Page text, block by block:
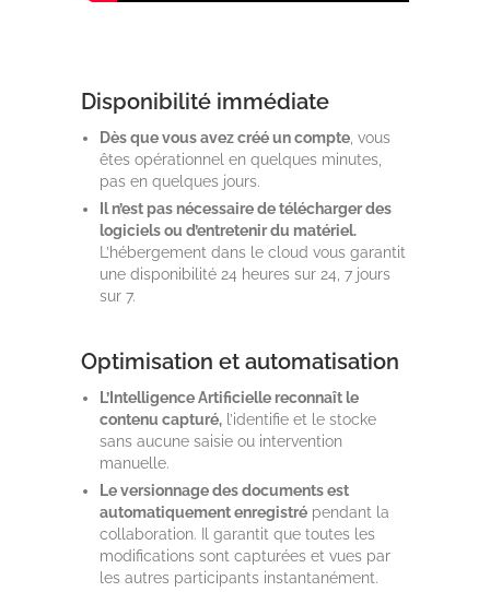
Disponibilité immédiate
Dès que vous avez créé un compte , vous
êtes opérationnel en quelques minutes,
pas en quelques jours.
Il n’est pas nécessaire de télécharger des
logiciels ou d’entretenir du matériel.
L’hébergement dans le cloud vous garantit
une disponibilité 24 heures sur 24, 7 jours
sur 7.
Optimisation et automatisation
L’Intelligence Artificielle reconnaît le
contenu capturé, l’identifie et le stocke
sans aucune saisie ou intervention
manuelle.
Le versionnage des documents est
automatiquement enregistré pendant la
collaboration. Il garantit que toutes les
modifications sont capturées et vues par
les autres participants instantanément.